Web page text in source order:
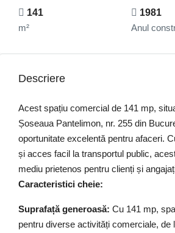
141
m²
1981
Anul
Descriere
Acest spațiu comercial de 141 mp,
Șoseaua Pantelimon, nr. 255 din
oportunitate excelentă pentru afaceri.
și acces facil la transportul public,
mediu prietenos pentru clienți și
Caracteristici cheie:
Suprafață generoasă: Cu 141 mp,
pentru diverse activități comerciale, de